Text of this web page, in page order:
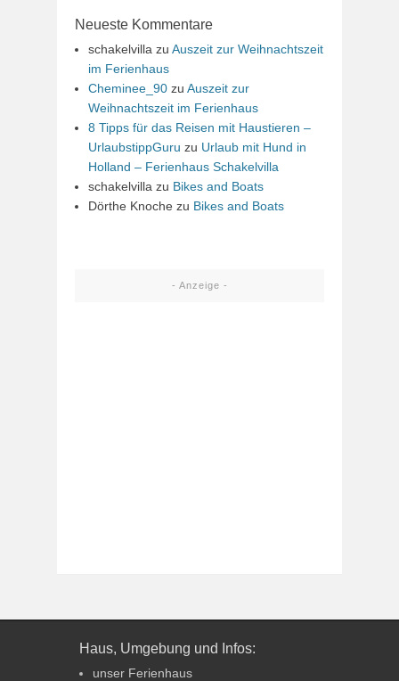
Neueste Kommentare
schakelvilla zu Auszeit zur Weihnachtszeit
im Ferienhaus
Cheminee_90 zu Auszeit zur
Weihnachtszeit im Ferienhaus
8 Tipps für das Reisen mit Haustieren –
UrlaubstippGuru zu Urlaub mit Hund in
Holland – Ferienhaus Schakelvilla
schakelvilla zu Bikes and Boats
Dörthe Knoche zu Bikes and Boats
- Anzeige -
Haus, Umgebung und Infos:
unser Ferienhaus